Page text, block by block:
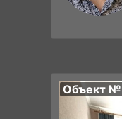
Объект